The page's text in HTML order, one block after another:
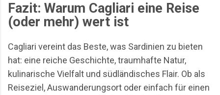
Fazit: Warum Cagliari eine Reise
(oder mehr) wert ist
Cagliari vereint das Beste, was Sardinien zu bieten
hat: eine reiche Geschichte, traumhafte Natur,
kulinarische Vielfalt und südländisches Flair. Ob als
Reiseziel, Auswanderungsort oder einfach für einen